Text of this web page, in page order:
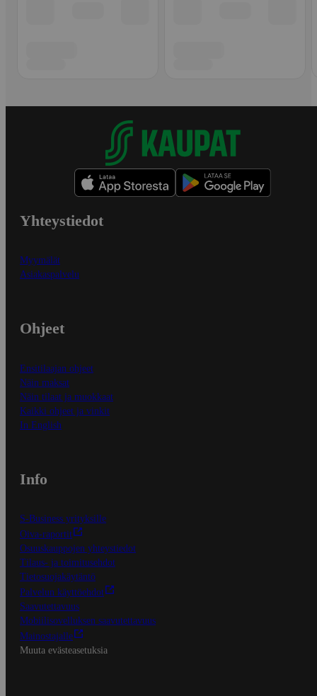
Yhteystiedot
Myymälät
Asiakaspalvelu
Ohjeet
Ensitilaajan ohjeet
Näin maksat
Näin tilaat ja muokkaat
Kaikki ohjeet ja vinkit
In English
Info
S-Business yrityksille
Oiva-raportit
Osuuskauppojen yhteystiedot
Tilaus- ja toimitusehdot
Tietosuojakäytäntö
Palvelun käyttöehdot
Saavutettavuus
Mobiilisovelluksen saavutettavuus
Mainostajalle
Muuta evästeasetuksia